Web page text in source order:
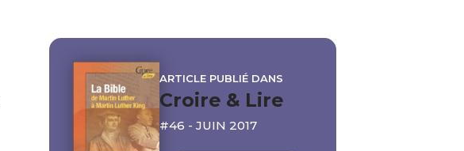
ARTICLE PUBLIÉ DANS
Croire & Lire
#46 - JUIN 2017